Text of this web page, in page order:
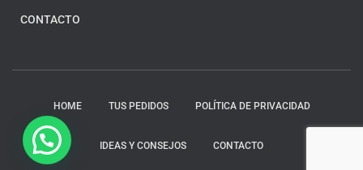
CONTACTO
HOME TUS PEDIDOS POLÍTICA DE PRIVACIDAD
IDEAS Y CONSEJOS CONTACTO